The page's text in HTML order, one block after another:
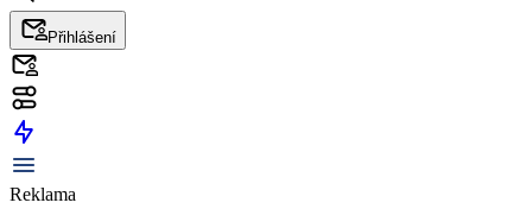
Přihlášení
Reklama